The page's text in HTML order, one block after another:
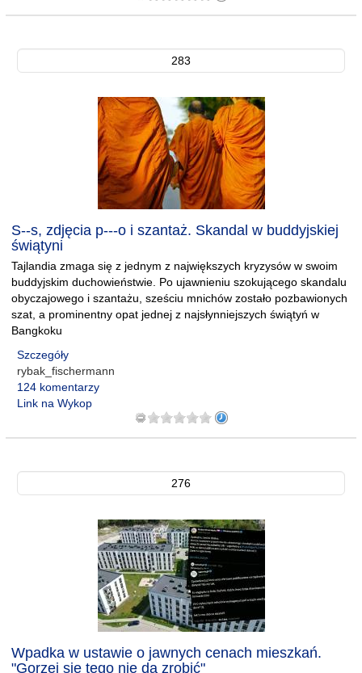
283
S--s, zdjęcia p---o i szantaż. Skandal w buddyjskiej
świątyni
Tajlandia zmaga się z jednym z największych kryzysów w swoim
buddyjskim duchowieństwie. Po ujawnieniu szokującego skandalu
obyczajowego i szantażu, sześciu mnichów zostało pozbawionych
szat, a prominentny opat jednej z najsłynniejszych świątyń w
Bangkoku
Szczegóły
rybak_fischermann
124 komentarzy
Link na Wykop
276
Wpadka w ustawie o jawnych cenach mieszkań.
"Gorzej się tego nie da zrobić"